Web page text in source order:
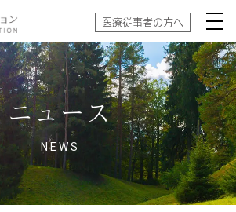
医療従事者の方へ
ニュース
NEWS